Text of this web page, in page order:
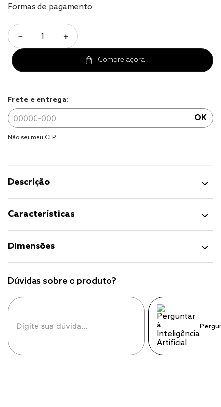
Formas de pagamento
＋
－
Frete e entrega:
OK
Não sei meu CEP.
Descrição
Características
Dimensões
Dúvidas sobre o produto?
cobertor
jogo cama casal